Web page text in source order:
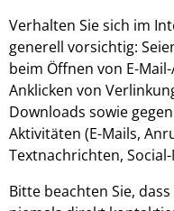
Verhalten Sie sich im
generell vorsichtig:
beim Öffnen von E-
Anklicken von
Downloads sowie
Aktivitäten (E-Mails,
Textnachrichten,
Bitte beachten Sie, dass